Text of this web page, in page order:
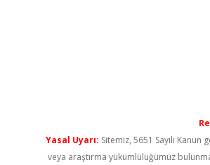
Yasal Uyarı: Sitemiz, 5651 Sayılı
veya araştırma yükümlülüğümüz